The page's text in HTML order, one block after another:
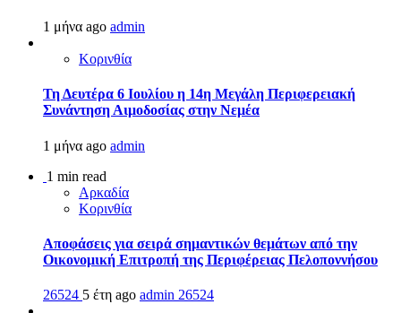
1 μήνα ago admin
Κορινθία
Τη Δευτέρα 6 Ιουλίου η 14η Μεγάλη Περιφερειακή
Συνάντηση Αιμοδοσίας στην Νεμέα
1 μήνα ago admin
1 min read
Αρκαδία
Κορινθία
Αποφάσεις για σειρά σημαντικών θεμάτων από την
Οικονομική Επιτροπή της Περιφέρειας Πελοποννήσου
26524 5 έτη ago admin 26524